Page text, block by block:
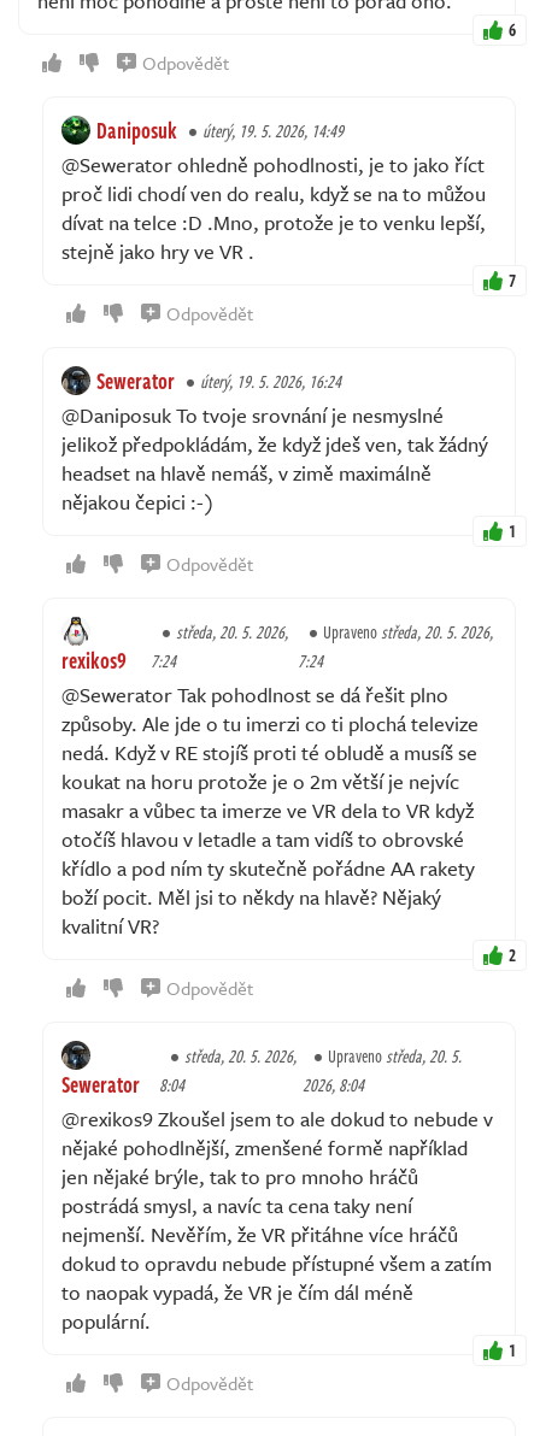
6
Odpovědět
Daniposuk úterý, 19. 5. 2026, 14:49
@Sewerator ohledně pohodlnosti, je to jako říct
proč lidi chodí ven do realu, když se na to můžou
dívat na telce :D .Mno, protože je to venku lepší,
stejně jako hry ve VR .
7
Odpovědět
Sewerator úterý, 19. 5. 2026, 16:24
@Daniposuk To tvoje srovnání je nesmyslné
jelikož předpokládám, že když jdeš ven, tak žádný
headset na hlavě nemáš, v zimě maximálně
nějakou čepici :-)
1
Odpovědět
rexikos9
středa, 20. 5. 2026,
7:24
Upravenostředa, 20. 5. 2026,
7:24
@Sewerator Tak pohodlnost se dá řešit plno
způsoby. Ale jde o tu imerzi co ti plochá televize
nedá. Když v RE stojíš proti té obludě a musíš se
koukat na horu protože je o 2m větší je nejvíc
masakr a vůbec ta imerze ve VR dela to VR když
otočíš hlavou v letadle a tam vidíš to obrovské
křídlo a pod ním ty skutečně pořádne AA rakety
boží pocit. Měl jsi to někdy na hlavě? Nějaký
kvalitní VR?
2
Odpovědět
Sewerator
středa, 20. 5. 2026,
8:04
Upravenostředa, 20. 5.
2026, 8:04
@rexikos9 Zkoušel jsem to ale dokud to nebude v
nějaké pohodlnější, zmenšené formě například
jen nějaké brýle, tak to pro mnoho hráčů
postrádá smysl, a navíc ta cena taky není
nejmenší. Nevěřím, že VR přitáhne více hráčů
dokud to opravdu nebude přístupné všem a zatím
to naopak vypadá, že VR je čím dál méně
populární.
1
Odpovědět